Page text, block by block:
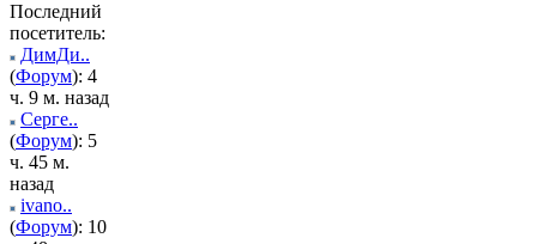
Последний
посетитель:
ДимДи..
(Форум): 4
ч. 9 м. назад
Серге..
(Форум): 5
ч. 45 м.
назад
ivano..
(Форум): 10